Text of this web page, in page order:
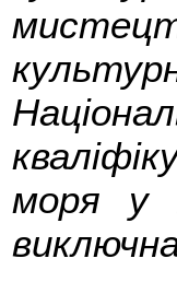
моря у